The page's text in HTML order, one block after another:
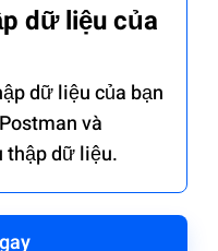
dữ liệu của
dữ liệu của bạn
và
thập dữ liệu.